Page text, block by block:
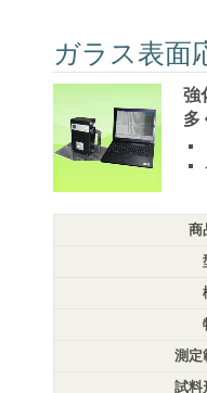
ガラス表面
強
多
商
測定
試料